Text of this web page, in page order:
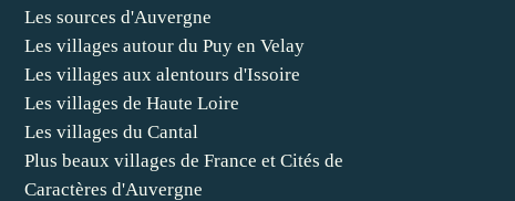
Les sources d'Auvergne
Les villages autour du Puy en Velay
Les villages aux alentours d'Issoire
Les villages de Haute Loire
Les villages du Cantal
Plus beaux villages de France et Cités de
Caractères d'Auvergne